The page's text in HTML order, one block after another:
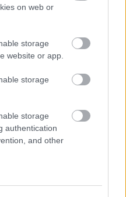
on web or
storage
website or app.
storage
storage
authentication
and other